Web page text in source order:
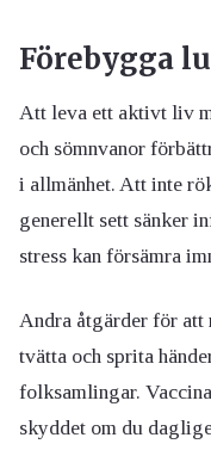
Förebygga
Att leva ett aktivt liv
och sömnvanor
i allmänhet. Att inte
generellt sett sänker
stress kan försämra
Andra åtgärder för
tvätta och sprita
folksamlingar.
skyddet om du